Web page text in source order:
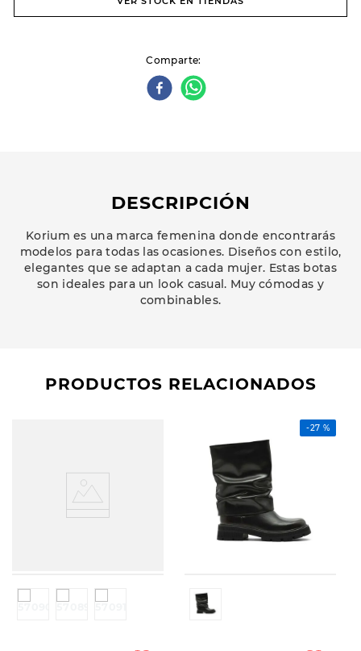
Comparte
DESCRIPCIÓN
Korium es una marca femenina donde encontrarás
modelos para todas las ocasiones. Diseños con estilo,
elegantes que se adaptan a cada mujer. Estas botas
son ideales para un look casual. Muy cómodas y
combinables.
PRODUCTOS RELACIONADOS
-27 %